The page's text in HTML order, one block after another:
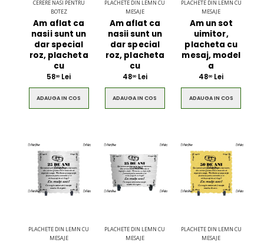
CERERE NASI PENTRU
BOTEZ
Am aflat ca
nasii sunt un
dar special
roz, placheta
cu
5800 Lei
ADAUGA IN COS
PLACHETE DIN LEMN CU
MESAJE
Am aflat ca
nasii sunt un
dar special
roz, placheta
cu
4800Lei
ADAUGA IN COS
PLACHETE DIN LEMN CU
MESAJE
Am un sot
uimitor,
placheta cu
mesaj, model
a
4800 Lei
ADAUGA IN COS
PLACHETE DIN LEMN CU
MESAJE
PLACHETE DIN LEMN CU
MESAJE
PLACHETE DIN LEMN CU
MESAJE
$49.00
Circled Ultimate
3D Speaker
$49.00
$49.00
Men Black
$49.00